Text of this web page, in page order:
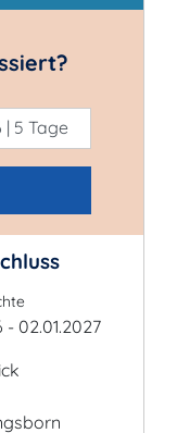
| 5 Tage
02.01.2027